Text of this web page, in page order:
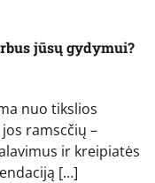
jūsų gydymui?
nuo tikslios
ramscčių –
ir kreipiatės
[…]